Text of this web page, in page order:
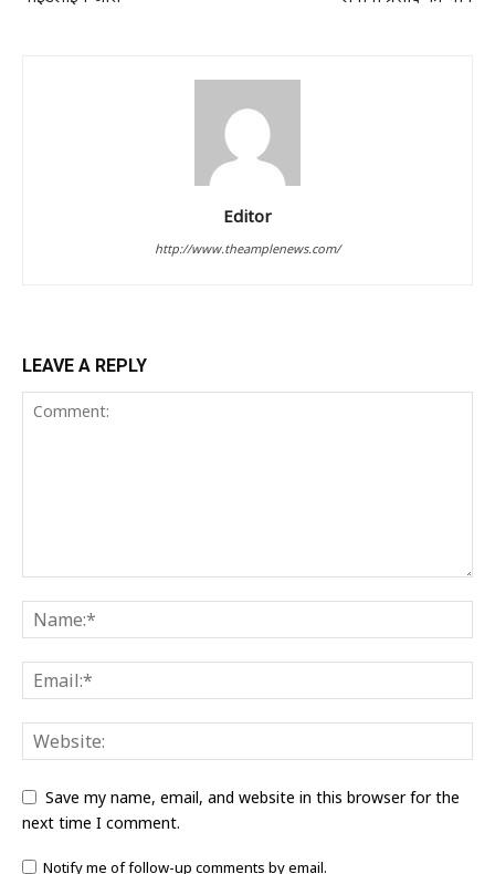
Editor
http://www.theamplenews.com/
LEAVE A REPLY
Save my name, email, and website in this browser for the
next time I comment.
Notify me of follow-up comments by email.